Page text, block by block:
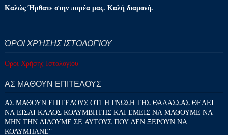
Καλώς Ήρθατε στην παρέα μας. Καλή διαμονή.
ΌΡΟΙ ΧΡΉΣΗΣ ΙΣΤΟΛΟΓΊΟΥ
Όροι Χρήσης Ιστολογίου
ΑΣ ΜΑΘΟΥΝ ΕΠΙΤΕΛΟΥΣ
ΑΣ ΜΑΘΟΥΝ ΕΠΙΤΕΛΟΥΣ ΟΤΙ Η ΓΝΩΣΗ ΤΗΣ ΘΑΛΑΣΣΑΣ ΘΕΛΕΙ
ΝΑ ΕΙΣΑΙ ΚΑΛΟΣ ΚΟΛΥΜΒΗΤΗΣ ΚΑΙ ΕΜΕΙΣ ΝΑ ΜΑΘΟΥΜΕ ΝΑ
ΜΗΝ ΤΗΝ ΔΙΔΟΥΜΕ ΣΕ ΑΥΤΟΥΣ ΠΟΥ ΔΕΝ ΞΕΡΟΥΝ ΝΑ
ΚΟΛΥΜΠΑΝΕ''